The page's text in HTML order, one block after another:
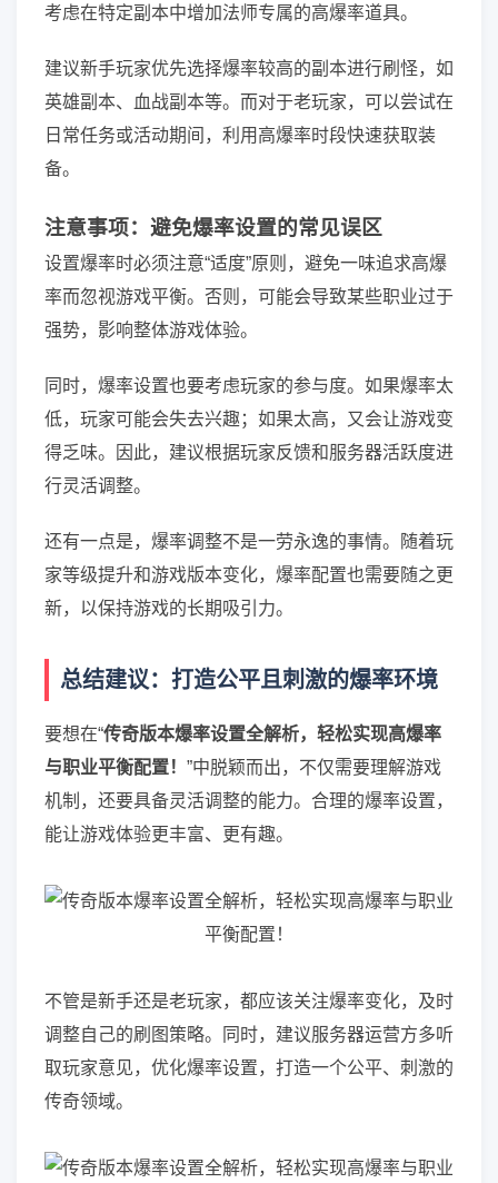
考虑在特定副本中增加法师专属的高爆率道具。
建议新手玩家优先选择爆率较高的副本进行刷怪，如
英雄副本、血战副本等。而对于老玩家，可以尝试在
日常任务或活动期间，利用高爆率时段快速获取装
备。
注意事项：避免爆率设置的常见误区
设置爆率时必须注意“适度”原则，避免一味追求高爆
率而忽视游戏平衡。否则，可能会导致某些职业过于
强势，影响整体游戏体验。
同时，爆率设置也要考虑玩家的参与度。如果爆率太
低，玩家可能会失去兴趣；如果太高，又会让游戏变
得乏味。因此，建议根据玩家反馈和服务器活跃度进
行灵活调整。
还有一点是，爆率调整不是一劳永逸的事情。随着玩
家等级提升和游戏版本变化，爆率配置也需要随之更
新，以保持游戏的长期吸引力。
总结建议：打造公平且刺激的爆率环境
要想在“传奇版本爆率设置全解析，轻松实现高爆率
与职业平衡配置！ ”中脱颖而出，不仅需要理解游戏
机制，还要具备灵活调整的能力。合理的爆率设置，
能让游戏体验更丰富、更有趣。
不管是新手还是老玩家，都应该关注爆率变化，及时
调整自己的刷图策略。同时，建议服务器运营方多听
取玩家意见，优化爆率设置，打造一个公平、刺激的
传奇领域。